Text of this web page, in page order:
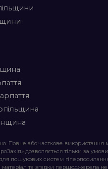
Повне або часткове використання
дозволяється тільки за
пошукових систем
матеріал та згадки першоджерела